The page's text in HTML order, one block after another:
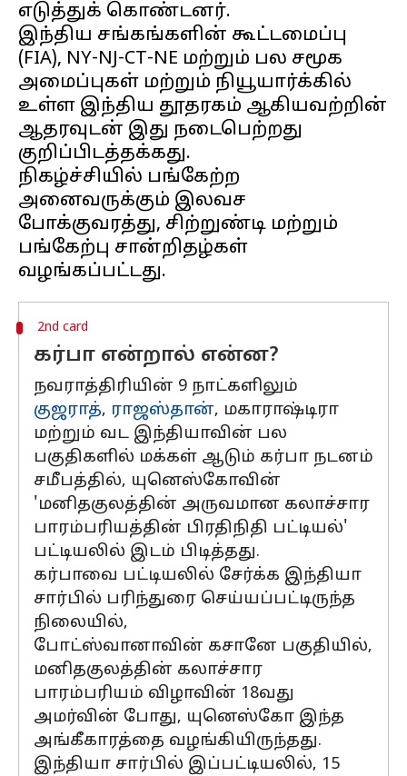
எடுத்துக் கொண்டனர்.
இந்திய சங்கங்களின் கூட்டமைப்பு
(FIA), NY-NJ-CT-NE மற்றும் பல சமூக
அமைப்புகள் மற்றும் நியூயார்க்கில்
உள்ள இந்திய தூதரகம் ஆகியவற்றின்
ஆதரவுடன் இது நடைபெற்றது
குறிப்பிடத்தக்கது.
நிகழ்ச்சியில் பங்கேற்ற
அனைவருக்கும் இலவச
போக்குவரத்து, சிற்றுண்டி மற்றும்
பங்கேற்பு சான்றிதழ்கள்
2nd card
கர்பா என்றால் என்ன?
நவராத்திரியின் 9 நாட்களிலும்
குஜராத், ராஜஸ்தான், மகாராஷ்டிரா
மற்றும் வட இந்தியாவின் பல
பகுதிகளில் மக்கள் ஆடும் கர்பா நடனம்
சமீபத்தில், யுனெஸ்கோவின்
'மனிதகுலத்தின் அருவமான கலாச்சார
பாரம்பரியத்தின் பிரதிநிதி பட்டியல்'
பட்டியலில் இடம் பிடித்தது.
கர்பாவை பட்டியலில் சேர்க்க இந்தியா
சார்பில் பரிந்துரை செய்யப்பட்டிருந்த
நிலையில்,
போட்ஸ்வானாவின் கசானே பகுதியில்,
மனிதகுலத்தின் கலாச்சார
பாரம்பரியம் விழாவின் 18வது
அமர்வின் போது, யுனெஸ்கோ இந்த
அங்கீகாரத்தை வழங்கியிருந்தது.
இந்தியா சார்பில் இப்பட்டியலில், 15